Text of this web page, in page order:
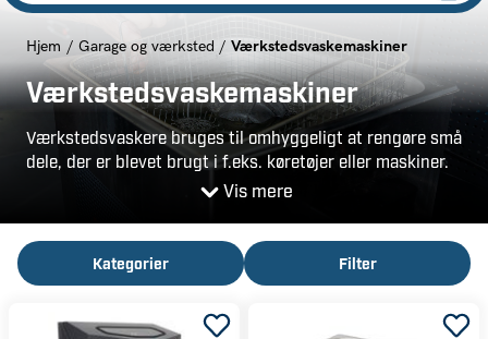
Hjem Garage og værksted Værkstedsvaskemaskiner
Værkstedsvaskemaskiner
Værkstedsvaskere bruges til omhyggeligt at rengøre små
dele, der er blevet brugt i f.eks. køretøjer eller maskiner.
Disse vaskere anvender rengøringsmidler, men kan også
komplekse og svært tilgængelige overflader.
Ultralydsvaskere til små dele er særligt værdifulde på
sikrer, at selv de mindste dele bliver grundigt rene uden
Vis mere
Kategorier Filter